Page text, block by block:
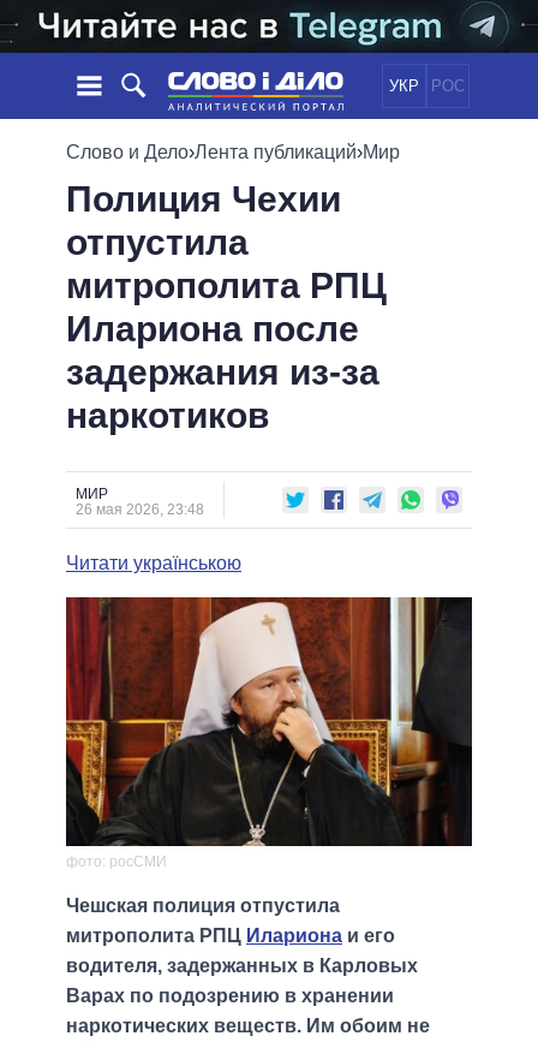
УКР РОС
НОВОСТИ
ЛЕНТА
СОБЫТИЯ
СТАТЬИ
МНЕНИЯ
ОБЗОРЫ
ДАЙДЖЕСТЫ
ПОЛИТИКА
ОБЩЕСТВО
ОБЕЩАНИЯ
ПОЛИТИКИ
ВСЕ ПОЛИТИКИ
ПРЕЗИДЕНТ И ОФИС
ВЕРХОВНАЯ РАДА
КАБИНЕТ МИНИСТРОВ
МЭРЫ
ВСЕ ПЕРСОНЫ
ВИДЕО
ПОДДЕРЖАТЬ
СРАВНЕНИЕ ПОЛИТИКОВ
Слово и Дело›Лента публикаций›Мир
Полиция Чехии
отпустила
митрополита РПЦ
Илариона после
задержания из-за
наркотиков
МИР
26 мая 2026, 23:48
Читати українською
фото: росСМИ
Чешская полиция отпустила
митрополита РПЦ Илариона и его
водителя, задержанных в Карловых
Варах по подозрению в хранении
наркотических веществ. Им обоим не